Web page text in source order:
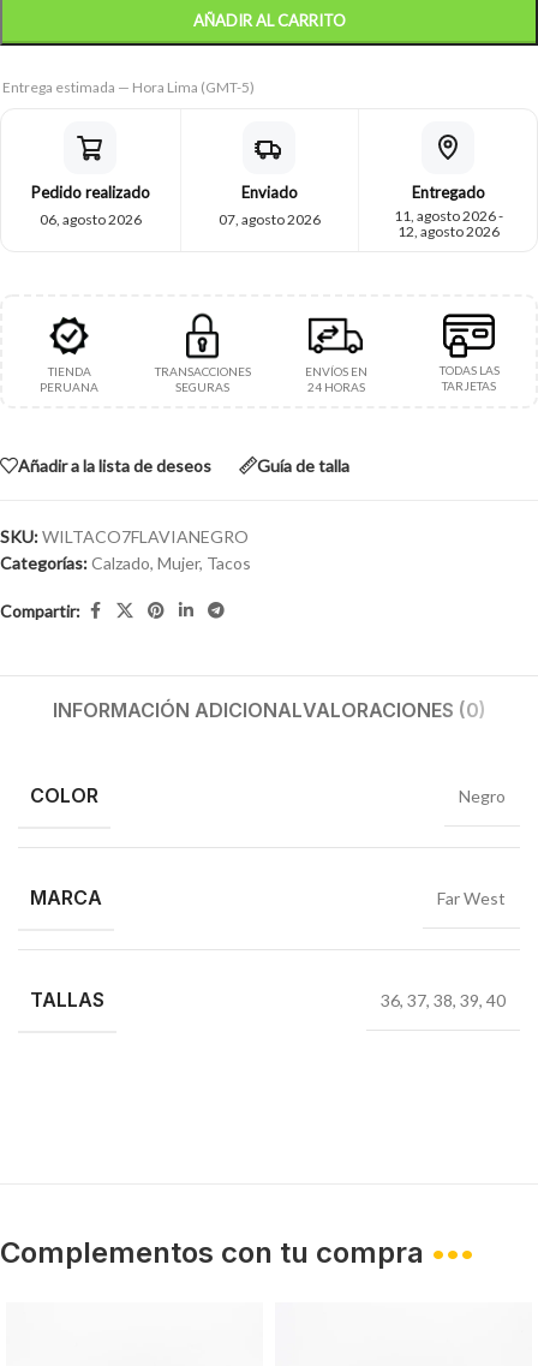
AÑADIR AL CARRITO
Entrega estimada — Hora Lima (GMT-5)
Pedido realizado
06, agosto 2026
Enviado
07, agosto 2026
Entregado
11, agosto 2026 -
12, agosto 2026
TIENDA
PERUANA
TRANSACCIONES
SEGURAS
ENVÍOS EN
24 HORAS
TODAS LAS
TARJETAS
Añadir a la lista de deseos Guía de talla
SKU:WILTACO7FLAVIANEGRO
Categorías:Calzado, Mujer, Tacos
Compartir:
INFORMACIÓN ADICIONALVALORACIONES (0)
COLOR Negro
MARCA Far West
TALLAS 36, 37, 38, 39, 40
Complementos con tu compra •••